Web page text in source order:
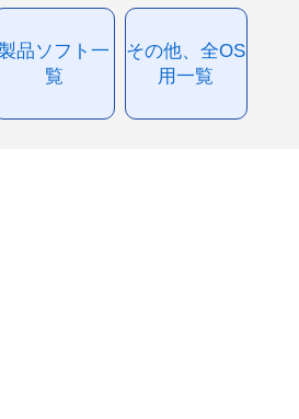
品ソフト一
覧
その他、全OS
用一覧